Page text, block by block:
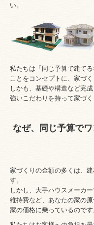
い。
私たちは「同じ予算で建て
ことをコンセプトに、家づく
しかも、基礎や構造など完
強いこだわりを持って家づく
なぜ、同じ予算で
家づくりの金額の多くは、
す。
しかし、大手ハウスメーカ
維持費など、あなたの家の
家の価格に乗っているのです